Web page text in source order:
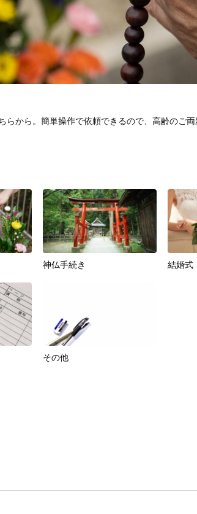
から。簡単操作で依頼できるので、高齢のご
神仏手続き 結婚式
その他